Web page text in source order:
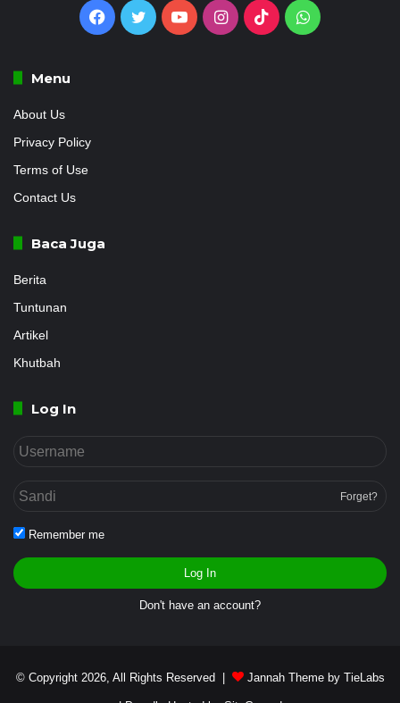
Facebook
Twitter YouTubeInstagram
TikTokWhatsApp
Menu
About Us
Privacy Policy
Terms of Use
Contact Us
Baca Juga
Berita
Tuntunan
Artikel
Khutbah
Log In
Forget?
Remember me
Log In
Don't have an account?
© Copyright 2026, All Rights Reserved | Jannah Theme by TieLabs